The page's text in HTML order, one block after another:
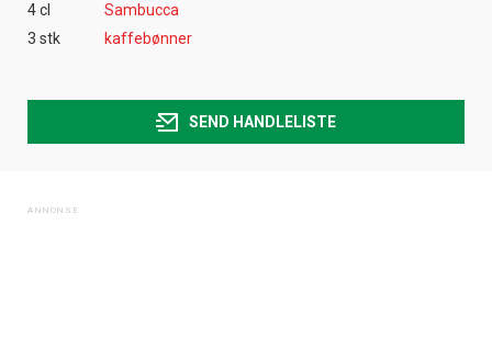
4 cl
Sambucca
3 stk
kaffebønner
SEND HANDLELISTE